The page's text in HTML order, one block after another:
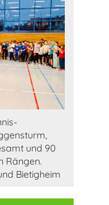
und 90
Rängen.
Bietigheim